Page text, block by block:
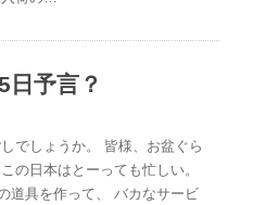
予言？
でしょうか。 皆様、お盆ぐら
の日本はとーっても忙しい。
道具を作って、 バカなサービ